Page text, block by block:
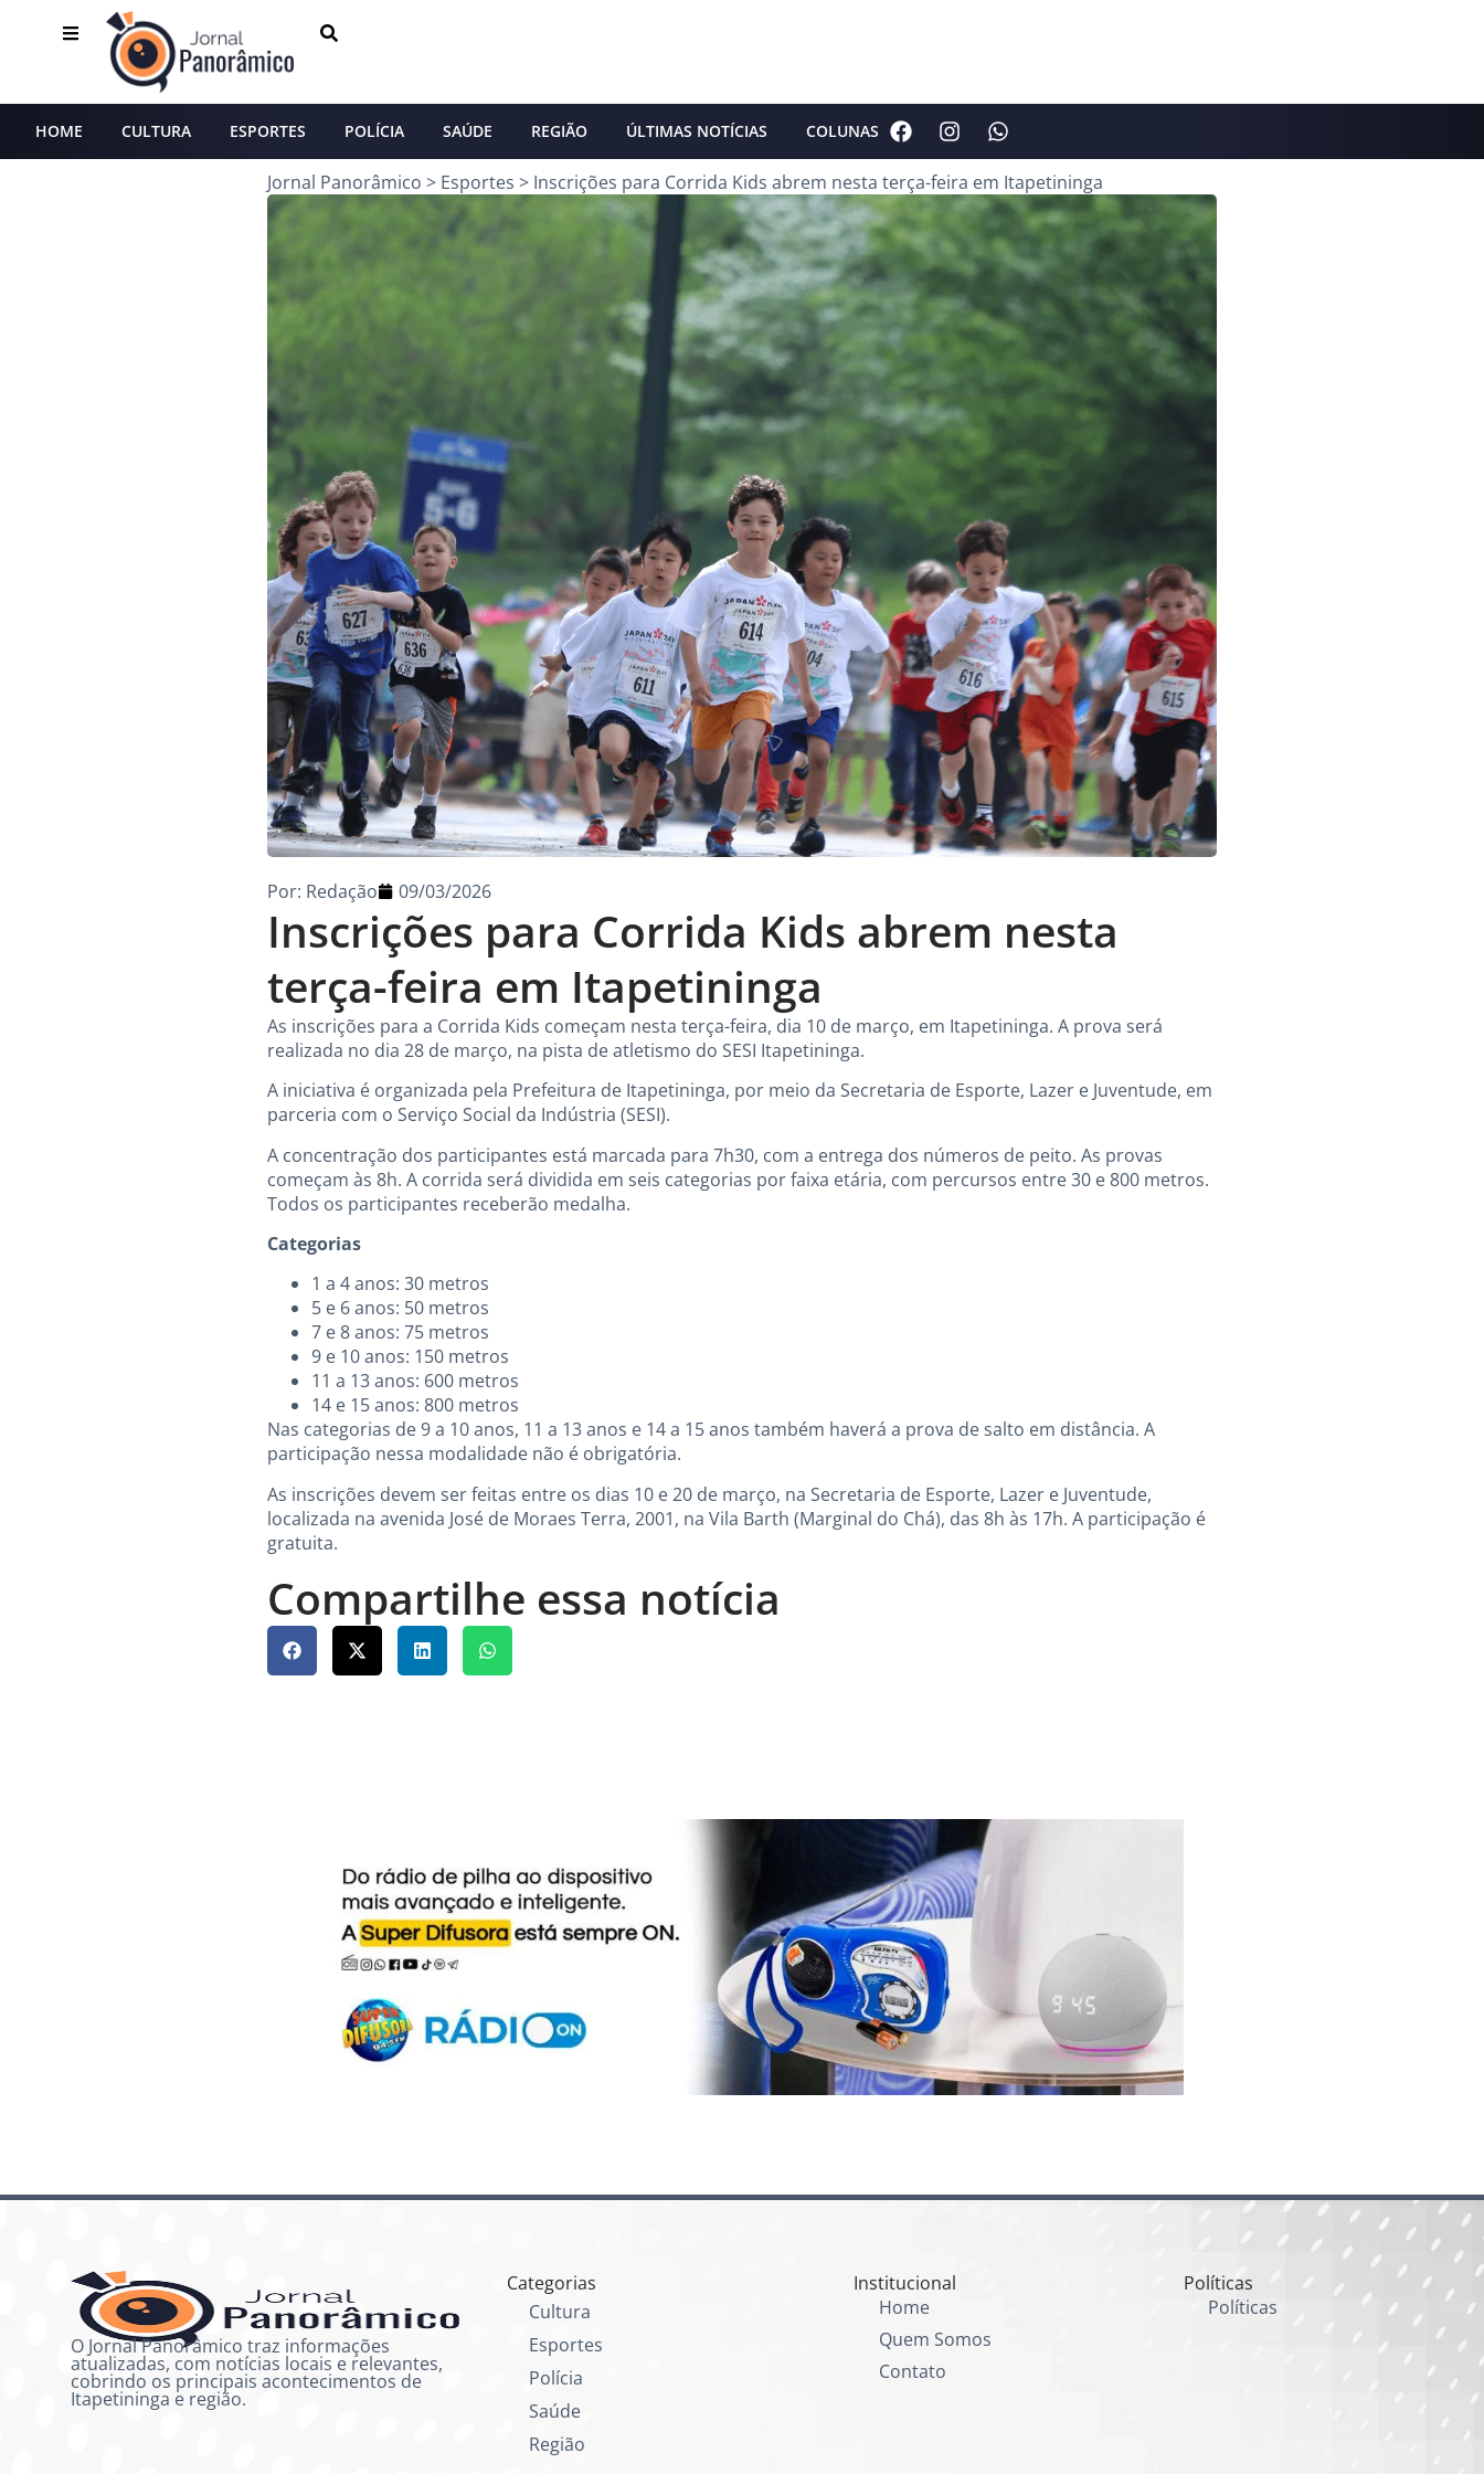
HOME CULTURA ESPORTES POLÍCIA SAÚDE REGIÃO ÚLTIMAS NOTÍCIAS COLUNAS
Jornal Panorâmico > Esportes > Inscrições para Corrida Kids abrem nesta terça-feira em Itapetininga
Inscrições para Corrida Kids abrem nesta
terça-feira em Itapetininga
Por: Redação 09/03/2026
As inscrições para a Corrida Kids começam nesta terça-feira, dia 10 de março, em Itapetininga. A prova será
realizada no dia 28 de março, na pista de atletismo do SESI Itapetininga.
A iniciativa é organizada pela Prefeitura de Itapetininga, por meio da Secretaria de Esporte, Lazer e Juventude, em
parceria com o Serviço Social da Indústria (SESI).
A concentração dos participantes está marcada para 7h30, com a entrega dos números de peito. As provas
começam às 8h. A corrida será dividida em seis categorias por faixa etária, com percursos entre 30 e 800 metros.
Todos os participantes receberão medalha.
Categorias
1 a 4 anos: 30 metros
5 e 6 anos: 50 metros
7 e 8 anos: 75 metros
9 e 10 anos: 150 metros
11 a 13 anos: 600 metros
14 e 15 anos: 800 metros
Nas categorias de 9 a 10 anos, 11 a 13 anos e 14 a 15 anos também haverá a prova de salto em distância. A
participação nessa modalidade não é obrigatória.
As inscrições devem ser feitas entre os dias 10 e 20 de março, na Secretaria de Esporte, Lazer e Juventude,
localizada na avenida José de Moraes Terra, 2001, na Vila Barth (Marginal do Chá), das 8h às 17h. A participação é
gratuita.
Compartilhe essa notícia
O Jornal Panorâmico traz informações
atualizadas, com notícias locais e relevantes,
cobrindo os principais acontecimentos de
Itapetininga e região.
Categorias
Cultura
Esportes
Polícia
Saúde
Região
Institucional
Home
Quem Somos
Contato
Políticas
Políticas